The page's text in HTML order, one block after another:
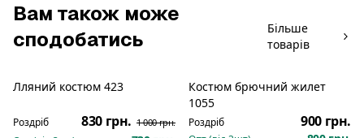
Вам також може
сподобатись
Більше
товарів
Лляний костюм 423
Роздріб 830 грн. 1 000 грн.
Новинка
Костюм брючний жилет
1055
Роздріб 900 грн.